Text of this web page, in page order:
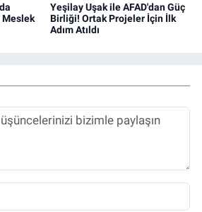
Meslek
Yeşilay Uşak ile AFAD'dan Güç
Birliği! Ortak Projeler İçin İlk
Adım Atıldı